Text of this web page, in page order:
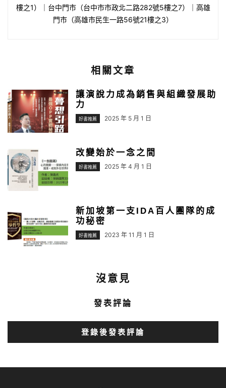
樓之1）｜台中門市（台中市市政北二路282號5樓之7）｜高雄
門市（高雄市民生一路56號21樓之3）
相關文章
讓演說力成為銷售與組織發展助
力
好書推薦 2025 年 5 月 1 日
改變始於一念之間
好書推薦 2025 年 4 月 1 日
新加坡第一支IDA百人團隊的成
功秘密
好書推薦 2023 年 11 月 1 日
沒意見
發表評論
登錄後發表評論